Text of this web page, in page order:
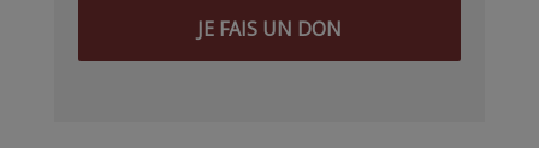
JE FAIS UN DON